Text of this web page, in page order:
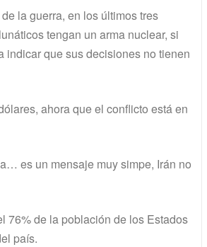
la guerra, en los últimos tres
tengan un arma nuclear, si
indicar que sus decisiones no tienen
ahora que el conflicto está en
es un mensaje muy simpe, Irán no
76% de la población de los Estados
país.